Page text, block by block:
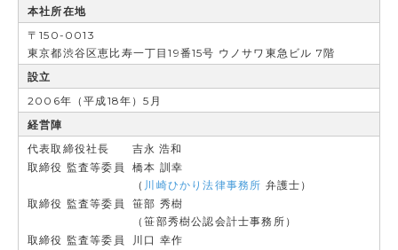
採用情報
IR
お問い合わせ
本社所在地
〒150-0013
東京都渋谷区恵比寿一丁目19番15号 ウノサワ東急ビル 7階
設立
2006年（平成18年）5月
経営陣
代表取締役社長 吉永 浩和
取締役 監査等委員橋本 訓幸
（ 川崎ひかり法律事務所 弁護士）
取締役 監査等委員笹部 秀樹
（笹部秀樹公認会計士事務所）
取締役 監査等委員
川口 幸作